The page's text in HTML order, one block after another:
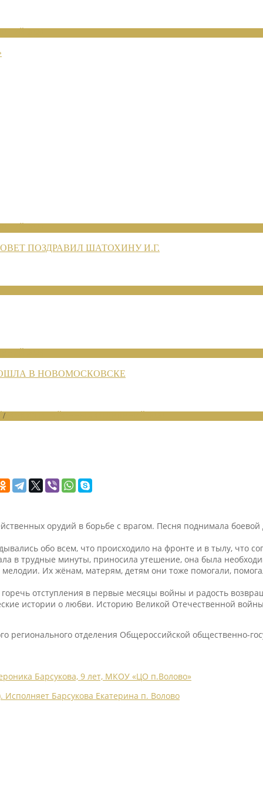
ПОЗДРАВИЛ ШАТОХИНУ И.Г.
В НОВОМОСКОВСКЕ
/
орудий в борьбе с врагом. Песня поднимала боевой
обо всем, что происходило на фронте и в тылу, что
в трудные минуты, приносила утешение, она была
Их жёнам, матерям, детям они тоже помогали,
отступления в первые месяцы войны и радость
истории о любви. Историю Великой Отечественной
регионального отделения Общероссийской общественно-
Барсукова, 9 лет, МКОУ «ЦО п.Волово»
Барсукова Екатерина п. Волово